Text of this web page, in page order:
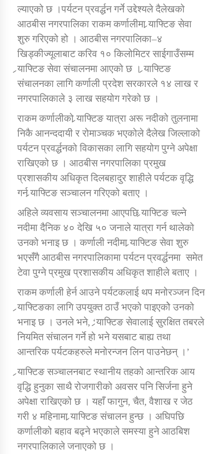
डिभिजन कार्यालय जुम्लाको सुचना सन्देश
कर्णाली प्रविधि शिक्षालय जुम्लाको सुचना
सामाजिक बिकास कार्यालय जुम्लाकाे सुचना
कार्यक्रम कार्यान्वयन एकाई जुम्लाको सुचना
कर्णाली प्राविधि शिक्षालय जुम्लाको सुचना
तातोपानी गाउँपालिकाको न्यायिक समिति सम्बन्धी सन्देश
तातोपानी गाउँपालिका जुम्लाको महिला तथा लैङ्गिक हिंसा
ल्याएको छ ।पर्यटन प्रवर्द्धन गर्ने उद्देश्यले दैलेखको
आठबीस नगरपालिका राकम कर्णालीमा र्‍याफ्टिङ सेवा
शुरु गरिएको हो । आठबीस नगरपालिका–४
खिड्कीज्यूलाबाट करिव १० किलोमिटर साईगाउँसम्म
र्‍याफ्टिङ सेवा संचालनमा आएको छ । र्‍याफ्टिङ
संचालनका लागि कर्णाली प्रदेश सरकारले १४ लाख र
नगरपालिकाले ३ लाख सहयोग गरेको छ ।
राकम कर्णालीको र्‍याफ्टिङ यात्रा अरू नदीको तुलनामा
निकै आनन्ददायी र रोमाञ्चक भएकोले दैलेख जिल्लाको
पर्यटन प्रवर्द्धनको विकासका लागि सहयोग पुग्ने अपेक्षा
राखिएको छ । आठबीस नगरपालिका प्रमुख
प्रशासकीय अधिकृत दिलबहादुर शाहीले पर्यटक वृद्धि
गर्न र्‍याफ्टिङ सञ्चालन गरिएको बताए ।
अहिले व्यवसाय सञ्चालनमा आएपछि र्‍याफ्टिङ चल्ने
नदीमा दैनिक ४० देखि ५० जनाले यात्रा गर्न थालेको
उनको भनाइ छ । कर्णाली नदीमा र्‍याफ्टिङ सेवा शुरु
भएसँगै आठबीस नगरपालिकामा पर्यटन प्रवर्द्धनमा समेत
टेवा पुग्ने प्रमुख प्रशासकीय अधिकृत शाहीले बताए ।
राकम कर्णाली हेर्न आउने पर्यटकलाई थप मनोरञ्जन दिन
र्‍याफ्टिङका लागि उपयुक्त ठाउँ भएको पाइएकोे उनको
भनाइ छ । उनले भने, ‘र्‍याफ्टिङ सेवालाई सुरक्षित तबरले
नियमित संचालन गर्ने हो भने यसबाट बाह्य तथा
आन्तरिक पर्यटकहरुले मनोरन्जन लिन पाउनेछन् ।’
र्‍याफ्टिङ सञ्चालनबाट स्थानीय तहको आन्तरिक आय
वृद्धि हुनुका साथै रोजगारीको अवसर पनि सिर्जना हुने
अपेक्षा राखिएको छ । यहाँ फागुन, चैत, वैशाख र जेठ
गरी ४ महिनामा र्‍याफ्टिङ संचालन हुन्छ । अघिपछि
कर्णालीको बहाव बढ्ने भएकाले समस्या हुने आठबिश
नगरपालिकाले जनाएको छ ।